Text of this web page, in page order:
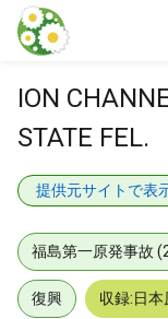
本文に飛ぶ
ION
STATE FEL.
提供元サイトで表
福島第一原発事故
復興 収録:日